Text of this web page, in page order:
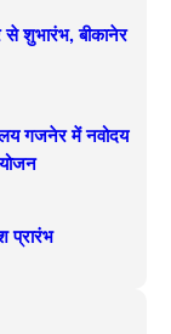
से शुभारंभ, बीकानेर
गजनेर में नवोदय
प्रारंभ